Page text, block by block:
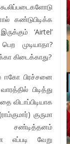
கண்டுபிடிக்க
‘Airtel’
முடியாதா?
கிடைக்காது?
ஈகோ பிரச்சனை
பிடித்து
விடாப்பிடியாக
குருமா
எப்படி வேறு